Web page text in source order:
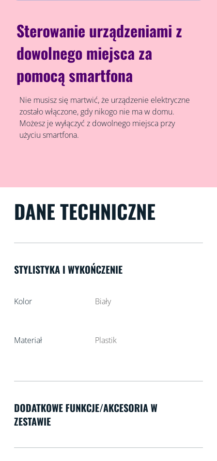
Sterowanie urządzeniami z
dowolnego miejsca za
pomocą smartfona
Nie musisz się martwić, że urządzenie elektryczne
zostało włączone, gdy nikogo nie ma w domu.
Możesz je wyłączyć z dowolnego miejsca przy
użyciu smartfona.
DANE TECHNICZNE
STYLISTYKA I WYKOŃCZENIE
Kolor Biały
Materiał Plastik
DODATKOWE FUNKCJE/AKCESORIA W
ZESTAWIE